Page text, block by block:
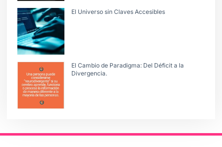
El Universo sin Claves Accesibles
El Cambio de Paradigma: Del Déficit a la
Divergencia.